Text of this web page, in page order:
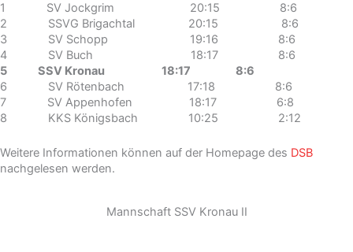
1 SV Jockgrim 20:15 8:6
2 SSVG Brigachtal 20:15 8:6
3 SV Schopp 19:16 8:6
4 SV Buch 18:17 8:6
5 SSV Kronau 18:17 8:6
6 SV Rötenbach 17:18 8:6
7 SV Appenhofen 18:17 6:8
8 KKS Königsbach 10:25 2:12
Weitere Informationen können auf der Homepage des DSB
nachgelesen werden.
Mannschaft SSV Kronau II